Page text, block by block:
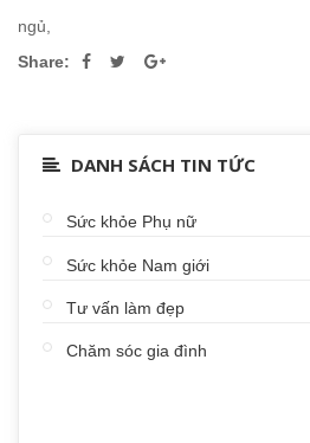
ngủ
Share:
DANH SÁCH TIN TỨC
Sức khỏe Phụ nữ
Sức khỏe Nam giới
Tư vấn làm đẹp
Chăm sóc gia đình